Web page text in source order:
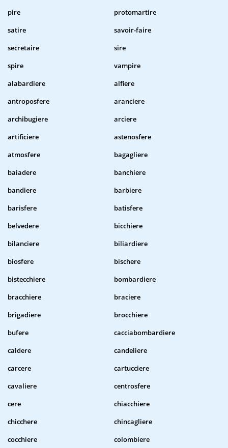
pire
protomartire
satire
savoir-faire
secretaire
sire
spire
vampire
alabardiere
alfiere
antroposfere
aranciere
archibugiere
arciere
artificiere
astenosfere
atmosfere
bagagliere
baiadere
banchiere
bandiere
barbiere
barisfere
batisfere
belvedere
bicchiere
bilanciere
biliardiere
biosfere
bischere
bistecchiere
bombardiere
bracchiere
braciere
brigadiere
brocchiere
bufere
cacciabombardiere
caldere
candeliere
carcere
cartucciere
cavaliere
centrosfere
cere
chiacchiere
chicchere
chincagliere
cocchiere
colombiere